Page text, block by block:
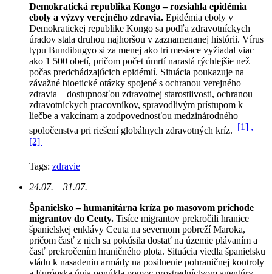
Demokratická republika Kongo – rozsiahla epidémia
eboly a výzvy verejného zdravia. Epidémia eboly v
Demokratickej republike Kongo sa podľa zdravotníckych
úradov stala druhou najhoršou v zaznamenanej histórii. Vírus
typu Bundibugyo si za menej ako tri mesiace vyžiadal viac
ako 1 500 obetí, pričom počet úmrtí narastá rýchlejšie než
počas predchádzajúcich epidémií. Situácia poukazuje na
závažné bioetické otázky spojené s ochranou verejného
zdravia – dostupnosťou zdravotnej starostlivosti, ochranou
zdravotníckych pracovníkov, spravodlivým prístupom k
liečbe a vakcínam a zodpovednosťou medzinárodného
spoločenstva pri riešení globálnych zdravotných kríz. [1] ,
[2]
Tags: zdravie
24.07. – 31.07.
Španielsko – humanitárna kríza po masovom príchode
migrantov do Ceuty. Tisíce migrantov prekročili hranice
španielskej enklávy Ceuta na severnom pobreží Maroka,
pričom časť z nich sa pokúsila dostať na územie plávaním a
časť prekročením hraničného plota. Situácia viedla španielsku
vládu k nasadeniu armády na posilnenie pohraničnej kontroly